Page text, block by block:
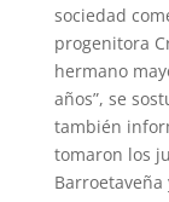
sociedad
progenitora
hermano
años”, se
también
tomaron los